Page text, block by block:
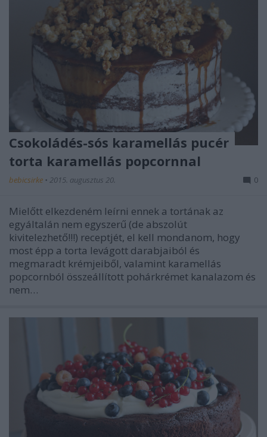
Csokoládés-sós karamellás pucér
torta karamellás popcornnal
bebicsirke • 2015. augusztus 20. 0
Mielőtt elkezdeném leírni ennek a tortának az
egyáltalán nem egyszerű (de abszolút
kivitelezhető!!!) receptjét, el kell mondanom, hogy
most épp a torta levágott darabjaiból és
megmaradt krémjeiből, valamint karamellás
popcornból összeállított pohárkrémet kanalazom és
nem…